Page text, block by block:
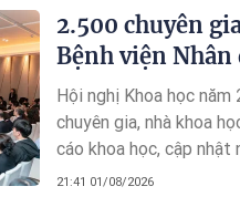
2.500 chuyên
Bệnh viện
Hội nghị Khoa học
chuyên gia, nhà khoa
cáo khoa học, cập
quốc tế.
21:41 01/08/2026